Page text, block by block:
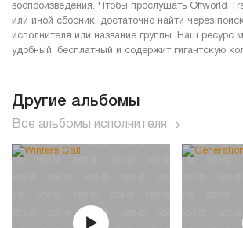
воспроизведения. Чтобы прослушать Offworld
или иной сборник, достаточно найти через
исполнителя или название группы. Наш ресурс
удобный, бесплатный и содержит гигантскую
Другие альбомы
Все альбомы исполнителя